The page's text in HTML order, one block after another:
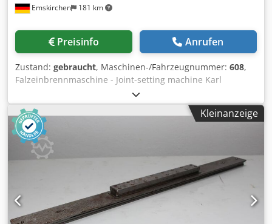
Emskirchen 181 km
Preisinfo Anrufen
Zustand: gebraucht, Maschinen-/Fahrzeugnummer: 608,
Falzeinbrennmaschine - Joint-setting machine Karl
Tränklein FEM 608-53-6Serial-No. 608-53-6 Working with
500 mm Online-Video-Inspection by Skype-Video We would
be very pleased with your visit - more machines on Stock
Available Immediately - Can be inspect On Stock
Emskirchen / Nürnberg - Can be test Cjdpsh Axifsfx Ap
Asha
Kleinanzeige